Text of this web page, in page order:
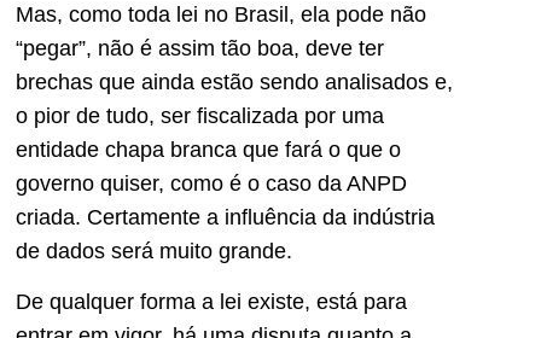
Mas, como toda lei no Brasil, ela pode não
“pegar”, não é assim tão boa, deve ter
brechas que ainda estão sendo analisados e,
o pior de tudo, ser fiscalizada por uma
entidade chapa branca que fará o que o
governo quiser, como é o caso da ANPD
criada. Certamente a influência da indústria
de dados será muito grande.
De qualquer forma a lei existe, está para